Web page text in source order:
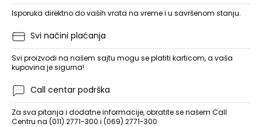
Isporuka direktno do vaših vrata na vreme i u savršenom stanju.
Svi načini plaćanja
Svi proizvodi na našem sajtu mogu se platiti karticom, a vaša
kupovina je sigurna!
Call centar podrška
Za sva pitanja i dodatne informacije, obratite se našem Call
Centru na (011) 2771-300 i (069) 2771-300